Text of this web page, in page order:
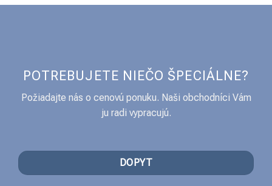
POTREBUJETE NIEČO ŠPECIÁLNE?
Požiadajte nás o cenovú ponuku. Naši obchodníci Vám
ju radi vypracujú.
DOPYT